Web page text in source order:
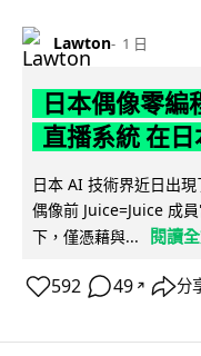
Lawton 1 日
日本偶像零編
直播系統 在
日本 AI 技術界近日出
偶像前 Juice=Juice 成
下，僅憑藉與...
閱讀
592 49 ↗ 分